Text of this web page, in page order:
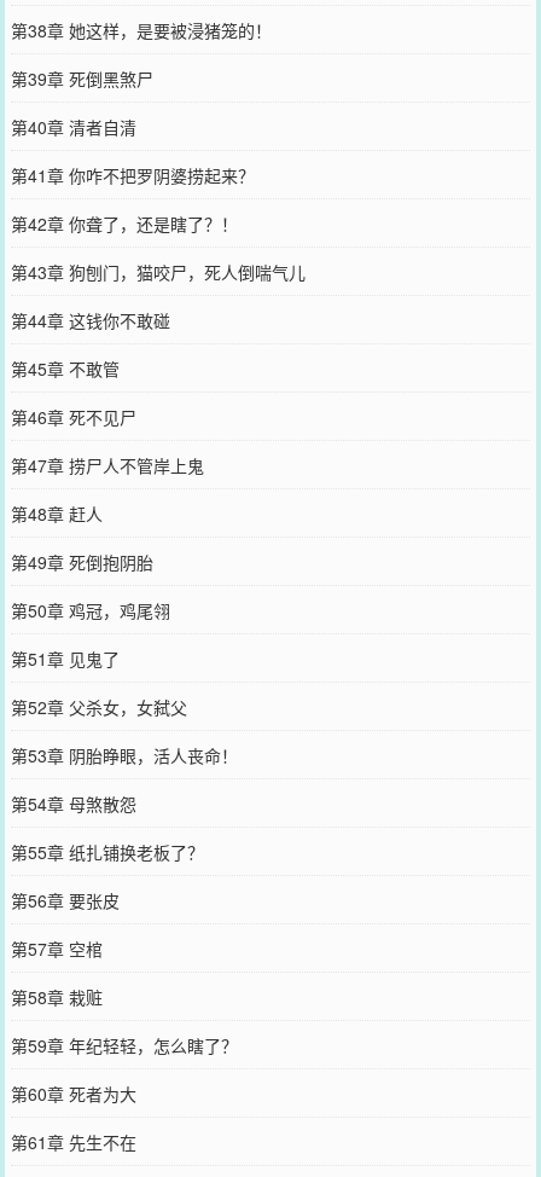
第38章 她这样，是要被浸猪笼的！
第39章 死倒黑煞尸
第40章 清者自清
第41章 你咋不把罗阴婆捞起来？
第42章 你聋了，还是瞎了？！
第43章 狗刨门，猫咬尸，死人倒喘气儿
第44章 这钱你不敢碰
第45章 不敢管
第46章 死不见尸
第47章 捞尸人不管岸上鬼
第48章 赶人
第49章 死倒抱阴胎
第50章 鸡冠，鸡尾翎
第51章 见鬼了
第52章 父杀女，女弑父
第53章 阴胎睁眼，活人丧命！
第54章 母煞散怨
第55章 纸扎铺换老板了？
第56章 要张皮
第57章 空棺
第58章 栽赃
第59章 年纪轻轻，怎么瞎了？
第60章 死者为大
第61章 先生不在